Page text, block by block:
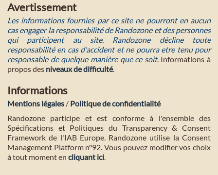
Avertissement
Les informations fournies par ce site ne pourront en aucun
cas engager la responsabilité de Randozone et des personnes
qui participent au site. Randozone décline toute
responsabilité en cas d'accident et ne pourra etre tenu pour
responsable de quelque manière que ce soit. Informations à
propos des niveaux de difficulté.
Informations
Mentions légales / Politique de confidentialité
Randozone participe et est conforme à l'ensemble des
Spécifications et Politiques du Transparency & Consent
Framework de l'IAB Europe. Randozone utilise la Consent
Management Platform n°92. Vous pouvez modifier vos choix
à tout moment en cliquant ici.